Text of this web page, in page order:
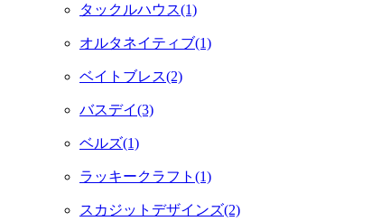
タックルハウス(1)
オルタネイティブ(1)
ベイトブレス(2)
バスデイ(3)
ベルズ(1)
ラッキークラフト(1)
スカジットデザインズ(2)